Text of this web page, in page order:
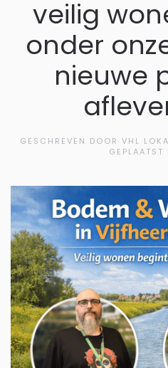
veilig
onder
nieuwe
GESCHREVEN DOOR VHL